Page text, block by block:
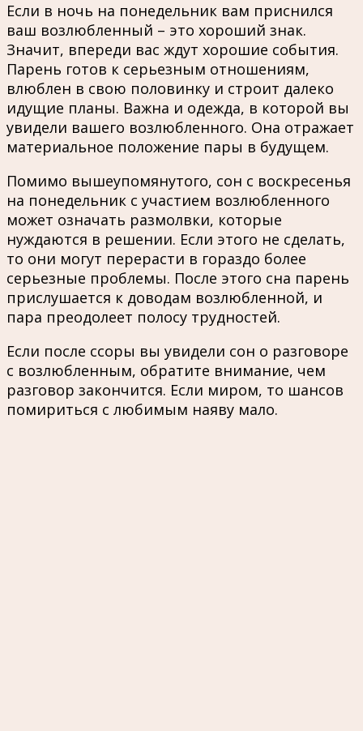
Если в ночь на понедельник вам приснился
ваш возлюбленный – это хороший знак.
Значит, впереди вас ждут хорошие события.
Парень готов к серьезным отношениям,
влюблен в свою половинку и строит далеко
идущие планы. Важна и одежда, в которой вы
увидели вашего возлюбленного. Она отражает
материальное положение пары в будущем.
Помимо вышеупомянутого, сон с воскресенья
на понедельник с участием возлюбленного
может означать размолвки, которые
нуждаются в решении. Если этого не сделать,
то они могут перерасти в гораздо более
серьезные проблемы. После этого сна парень
прислушается к доводам возлюбленной, и
пара преодолеет полосу трудностей.
Если после ссоры вы увидели сон о разговоре
с возлюбленным, обратите внимание, чем
разговор закончится. Если миром, то шансов
помириться с любимым наяву мало.